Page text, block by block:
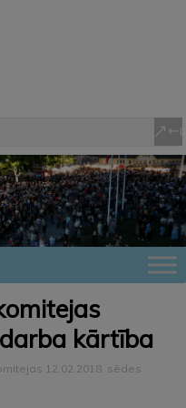
kārtība
12.02.2018. sēdes